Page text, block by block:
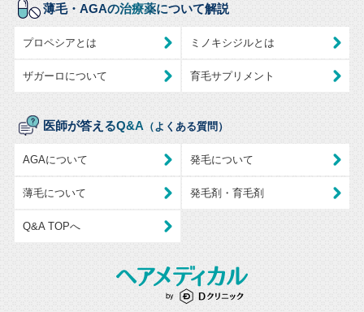
薄毛・AGAの治療薬について解説
プロペシアとは ミノキシジルとは
ザガーロについて 育毛サプリメント
医師が答えるQ&A （よくある質問）
AGAについて 発毛について
薄毛について 発毛剤・育毛剤
Q&A TOPへ